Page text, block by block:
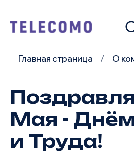
Главная страница О
Мая -
и Труда!